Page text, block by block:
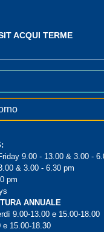
ACQUI TERME
9.00 - 13.00 & 3.00 -
& 3.00 - 6.30 pm
pm
ANNUALE
9.00-13.00 e 15.00-18.00
e 15.00-18.30